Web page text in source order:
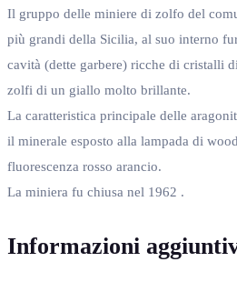
Il gruppo delle miniere di zolfo del
più grandi della Sicilia, al suo interno
cavità (dette garbere) ricche di cristalli
zolfi di un giallo molto brillante.
La caratteristica principale delle
il minerale esposto alla lampada di
fluorescenza rosso arancio.
La miniera fu chiusa nel 1962 .
Informazioni